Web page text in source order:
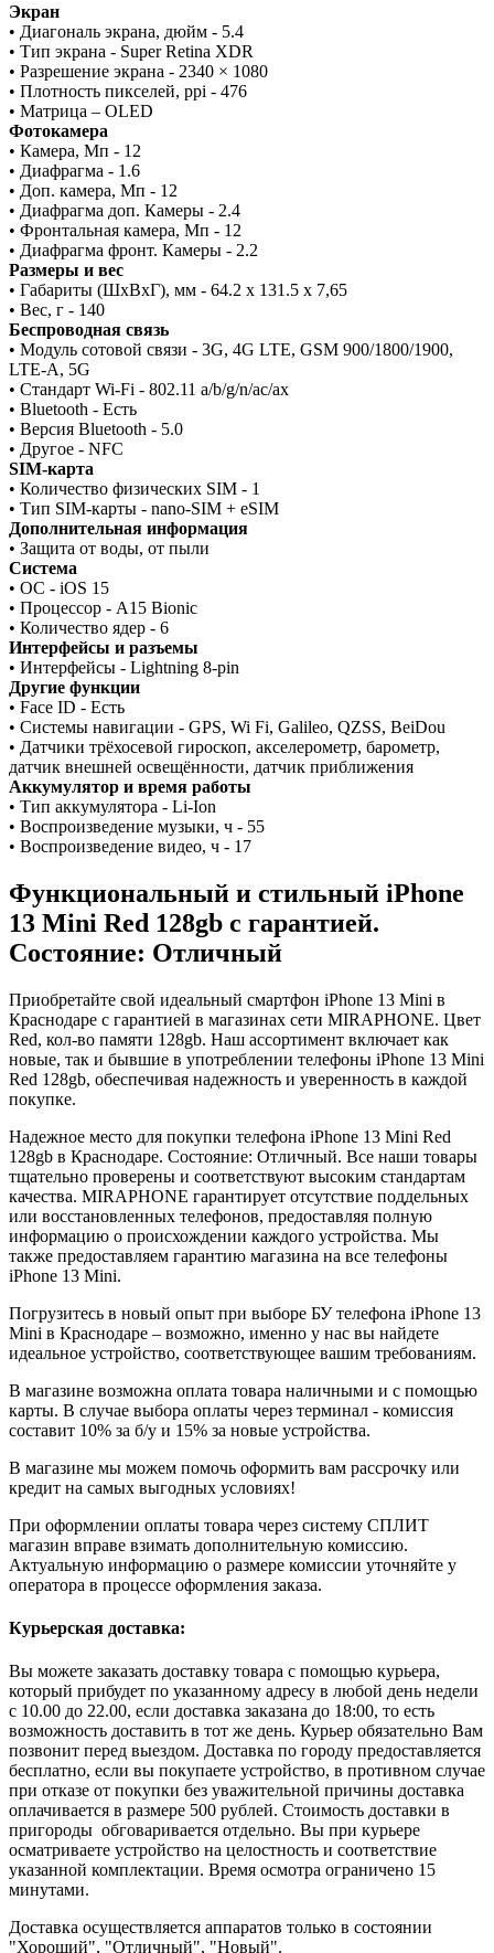
Экран
• Диагональ экрана, дюйм - 5.4
• Тип экрана - Super Retina XDR
• Разрешение экрана - 2340 × 1080
• Плотность пикселей, ppi - 476
• Матрица – OLED
Фотокамера
• Камера, Мп - 12
• Диафрагма - 1.6
• Доп. камера, Мп - 12
• Диафрагма доп. Камеры - 2.4
• Фронтальная камера, Мп - 12
• Диафрагма фронт. Камеры - 2.2
Размеры и вес
• Габариты (ШxВxГ), мм - 64.2 x 131.5 x 7,65
• Вес, г - 140
Беспроводная связь
• Модуль сотовой связи - 3G, 4G LTE, GSM 900/1800/1900,
LTE-A, 5G
• Стандарт Wi-Fi - 802.11 a/b/g/n/ac/ax
• Bluetooth - Есть
• Версия Bluetooth - 5.0
• Другое - NFC
SIM-карта
• Количество физических SIM - 1
• Тип SIM-карты - nano-SIM + eSIM
Дополнительная информация
• Защита от воды, от пыли
Система
• ОС - iOS 15
• Процессор - A15 Bionic
• Количество ядер - 6
Интерфейсы и разъемы
• Интерфейсы - Lightning 8-pin
Другие функции
• Face ID - Есть
• Системы навигации - GPS, Wi Fi, Galileo, QZSS, BeiDou
• Датчики трёхосевой гироскоп, акселерометр, барометр,
датчик внешней освещённости, датчик приближения
Аккумулятор и время работы
• Тип аккумулятора - Li-Ion
• Воспроизведение музыки, ч - 55
• Воспроизведение видео, ч - 17
Функциональный и стильный iPhone
13 Mini Red 128gb с гарантией.
Состояние: Отличный
Приобретайте свой идеальный смартфон iPhone 13 Mini в
Краснодаре с гарантией в магазинах сети MIRAPHONE. Цвет
Red, кол-во памяти 128gb. Наш ассортимент включает как
новые, так и бывшие в употреблении телефоны iPhone 13 Mini
Red 128gb, обеспечивая надежность и уверенность в каждой
покупке.
Надежное место для покупки телефона iPhone 13 Mini Red
128gb в Краснодаре. Состояние: Отличный. Все наши товары
тщательно проверены и соответствуют высоким стандартам
качества. MIRAPHONE гарантирует отсутствие поддельных
или восстановленных телефонов, предоставляя полную
информацию о происхождении каждого устройства. Мы
также предоставляем гарантию магазина на все телефоны
iPhone 13 Mini.
Погрузитесь в новый опыт при выборе БУ телефона iPhone 13
Mini в Краснодаре – возможно, именно у нас вы найдете
идеальное устройство, соответствующее вашим требованиям.
В магазине возможна оплата товара наличными и с помощью
карты. В случае выбора оплаты через терминал - комиссия
составит 10% за б/у и 15% за новые устройства.
В магазине мы можем помочь оформить вам рассрочку или
кредит на самых выгодных условиях!
При оформлении оплаты товара через систему СПЛИТ
магазин вправе взимать дополнительную комиссию.
Актуальную информацию о размере комиссии уточняйте у
оператора в процессе оформления заказа.
Курьерская доставка:
Вы можете заказать доставку товара с помощью курьера,
который прибудет по указанному адресу в любой день недели
с 10.00 до 22.00, если доставка заказана до 18:00, то есть
возможность доставить в тот же день. Курьер обязательно Вам
позвонит перед выездом. Доставка по городу предоставляется
бесплатно, если вы покупаете устройство, в противном случае
при отказе от покупки без уважительной причины доставка
оплачивается в размере 500 рублей. Стоимость доставки в
пригороды обговаривается отдельно. Вы при курьере
осматриваете устройство на целостность и соответствие
указанной комплектации. Время осмотра ограничено 15
минутами.
Доставка осуществляется аппаратов только в состоянии
"Хороший", "Отличный", "Новый".